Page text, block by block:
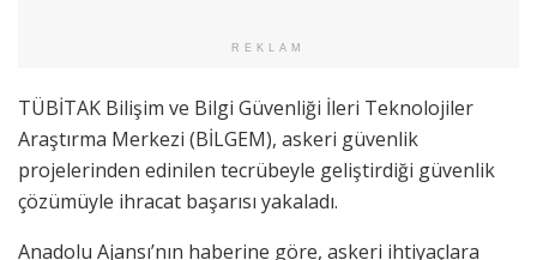
REKLAM
TÜBİTAK Bilişim ve Bilgi Güvenliği İleri Teknolojiler
Araştırma Merkezi (BİLGEM), askeri güvenlik
projelerinden edinilen tecrübeyle geliştirdiği güvenlik
çözümüyle ihracat başarısı yakaladı.
Anadolu Ajansı’nın haberine göre, askeri ihtiyaçlara